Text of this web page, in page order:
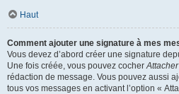
Haut
Comment ajouter une signature à mes
Vous devez d’abord créer une signature
Une fois créée, vous pouvez cocher
rédaction de message. Vous pouvez aussi
tous vos messages en activant l’option «